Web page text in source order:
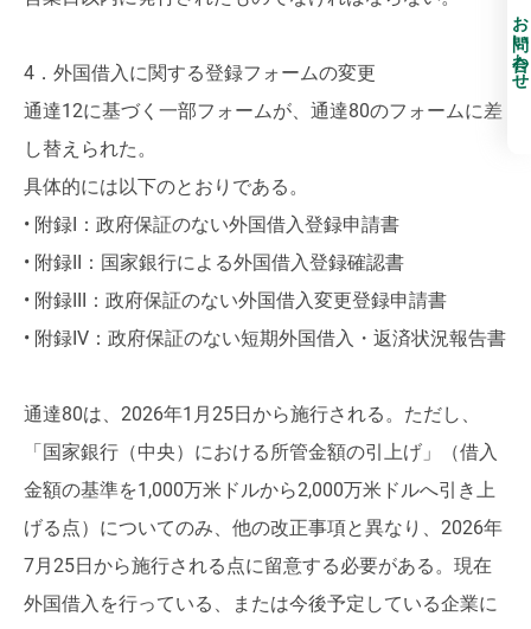
4．外国借入に関する登録フォームの変更
通達12に基づく一部フォームが、通達80のフォームに差
し替えられた。
具体的には以下のとおりである。
• 附録I：政府保証のない外国借入登録申請書
• 附録II：国家銀行による外国借入登録確認書
• 附録III：政府保証のない外国借入変更登録申請書
• 附録IV：政府保証のない短期外国借入・返済状況報告書
通達80は、2026年1月25日から施行される。ただし、
「国家銀行（中央）における所管金額の引上げ」（借入
金額の基準を1,000万米ドルから2,000万米ドルへ引き上
げる点）についてのみ、他の改正事項と異なり、2026年
7月25日から施行される点に留意する必要がある。現在
外国借入を行っている、または今後予定している企業に
お問い合わせ